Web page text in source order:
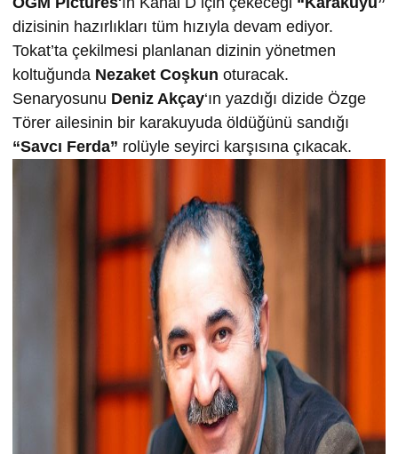
dizisinin hazırlıkları tüm hızıyla devam ediyor.
Tokat’ta çekilmesi planlanan dizinin yönetmen
koltuğunda Nezaket Coşkun oturacak.
Senaryosunu Deniz Akçay‘ın yazdığı dizide Özge
Törer ailesinin bir karakuyuda öldüğünü sandığı
“Savcı Ferda” rolüyle seyirci karşısına çıkacak.